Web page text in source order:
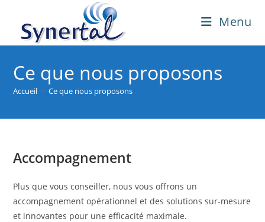
content
Menu
Ce que nous proposons
Accueil > Ce que nous proposons
Accompagnement
Plus que vous conseiller, nous vous offrons un
accompagnement opérationnel et des solutions sur-mesure
et innovantes pour une efficacité maximale.